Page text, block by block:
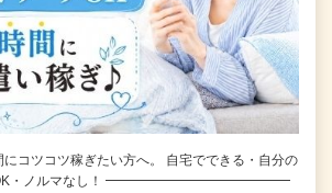
にコツコツ稼ぎたい方へ。 自宅でできる・自分の
OK・ノルマなし！ ━━━━━━━━━━━━━━